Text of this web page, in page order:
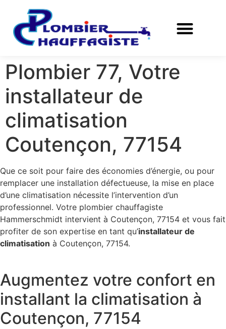
Plombier 77, Votre
installateur de
climatisation
Coutençon, 77154
Que ce soit pour faire des économies d’énergie, ou pour
remplacer une installation défectueuse, la mise en place
d’une climatisation nécessite l’intervention d’un
professionnel. Votre plombier chauffagiste
Hammerschmidt intervient à Coutençon, 77154 et vous fait
profiter de son expertise en tant qu’installateur de
climatisation à Coutençon, 77154.
Augmentez votre confort en
installant la climatisation à
Coutençon, 77154